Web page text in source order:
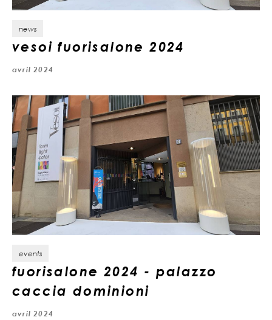
news
vesoi fuorisalone 2024
avril 2024
events
fuorisalone 2024 - palazzo
caccia dominioni
avril 2024